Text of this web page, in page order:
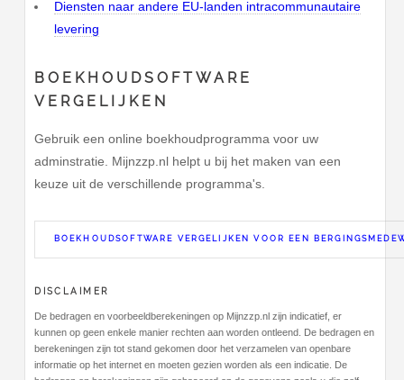
Diensten naar andere EU-landen intracommunautaire
levering
BOEKHOUDSOFTWARE
VERGELIJKEN
Gebruik een online boekhoudprogramma voor uw
adminstratie. Mijnzzp.nl helpt u bij het maken van een
keuze uit de verschillende programma's.
BOEKHOUDSOFTWARE VERGELIJKEN VOOR EEN
DISCLAIMER
De bedragen en voorbeeldberekeningen op Mijnzzp.nl zijn indicatief, er
kunnen op geen enkele manier rechten aan worden ontleend. De bedragen en
berekeningen zijn tot stand gekomen door het verzamelen van openbare
informatie op het internet en moeten gezien worden als een indicatie. De